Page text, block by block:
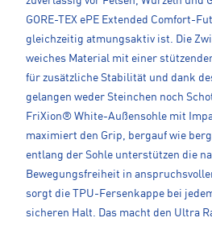
GORE-TEX ePE Extended Comfort-
gleichzeitig atmungsaktiv ist. Die
weiches Material mit einer
für zusätzliche Stabilität und dank
gelangen weder Steinchen noch
FriXion® White-Außensohle mit
maximiert den Grip, bergauf wie
entlang der Sohle unterstützen die
Bewegungsfreiheit in
sorgt die TPU-Fersenkappe bei
sicheren Halt. Das macht den Ultra